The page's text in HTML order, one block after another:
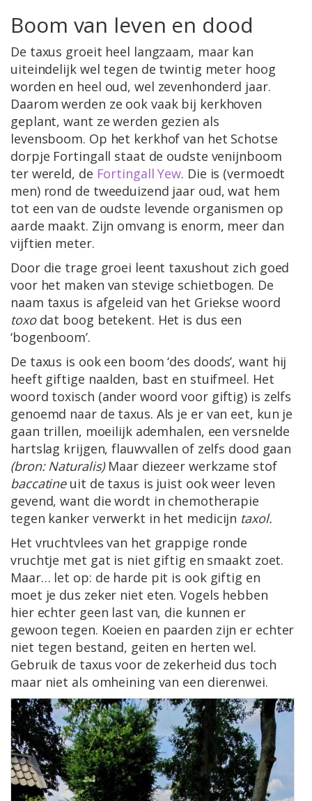
Boom van leven en dood
De taxus groeit heel langzaam, maar kan
uiteindelijk wel tegen de twintig meter hoog
worden en heel oud, wel zevenhonderd jaar.
Daarom werden ze ook vaak bij kerkhoven
geplant, want ze werden gezien als
levensboom. Op het kerkhof van het Schotse
dorpje Fortingall staat de oudste venijnboom
ter wereld, de Fortingall Yew. Die is (vermoedt
men) rond de tweeduizend jaar oud, wat hem
tot een van de oudste levende organismen op
aarde maakt. Zijn omvang is enorm, meer dan
vijftien meter.
Door die trage groei leent taxushout zich goed
voor het maken van stevige schietbogen. De
naam taxus is afgeleid van het Griekse woord
toxodat boog betekent. Het is dus een
‘bogenboom’.
De taxus is ook een boom ‘des doods’, want hij
heeft giftige naalden, bast en stuifmeel. Het
woord toxisch (ander woord voor giftig) is zelfs
genoemd naar de taxus. Als je er van eet, kun je
gaan trillen, moeilijk ademhalen, een versnelde
hartslag krijgen, flauwvallen of zelfs dood gaan
(bron: Naturalis) Maar diezeer werkzame stof
baccatineuit de taxus is juist ook weer leven
gevend, want die wordt in chemotherapie
tegen kanker verwerkt in het medicijn taxol.
Het vruchtvlees van het grappige ronde
vruchtje met gat is niet giftig en smaakt zoet.
Maar… let op: de harde pit is ook giftig en
moet je dus zeker niet eten. Vogels hebben
hier echter geen last van, die kunnen er
gewoon tegen. Koeien en paarden zijn er echter
niet tegen bestand, geiten en herten wel.
Gebruik de taxus voor de zekerheid dus toch
maar niet als omheining van een dierenwei.